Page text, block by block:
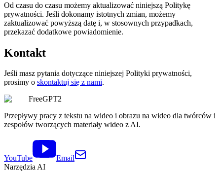
Od czasu do czasu możemy aktualizować niniejszą Politykę
prywatności. Jeśli dokonamy istotnych zmian, możemy
zaktualizować powyższą datę i, w stosownych przypadkach,
przekazać dodatkowe powiadomienie.
Kontakt
Jeśli masz pytania dotyczące niniejszej Polityki prywatności,
prosimy o skontaktuj się z nami.
FreeGPT2
Przepływy pracy z tekstu na wideo i obrazu na wideo dla twórców i
zespołów tworzących materiały wideo z AI.
YouTube
Email
Narzędzia AI